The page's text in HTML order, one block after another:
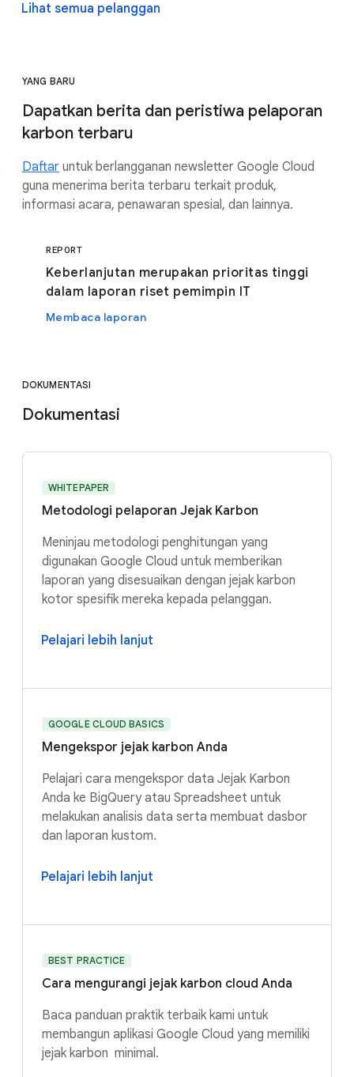
Lihat semua pelanggan
YANG BARU
Dapatkan berita dan peristiwa pelaporan
karbon terbaru
Daftar untuk berlangganan newsletter Google Cloud
guna menerima berita terbaru terkait produk,
informasi acara, penawaran spesial, dan lainnya.
REPORT
Keberlanjutan merupakan prioritas tinggi
dalam laporan riset pemimpin IT
Membaca laporan
DOKUMENTASI
Dokumentasi
WHITEPAPER
Metodologi pelaporan Jejak Karbon
Meninjau metodologi penghitungan yang
digunakan Google Cloud untuk memberikan
laporan yang disesuaikan dengan jejak karbon
kotor spesifik mereka kepada pelanggan.
Pelajari lebih lanjut
GOOGLE CLOUD BASICS
Mengekspor jejak karbon Anda
Pelajari cara mengekspor data Jejak Karbon
Anda ke BigQuery atau Spreadsheet untuk
melakukan analisis data serta membuat dasbor
dan laporan kustom.
Pelajari lebih lanjut
BEST PRACTICE
Cara mengurangi jejak karbon cloud Anda
Baca panduan praktik terbaik kami untuk
membangun aplikasi Google Cloud yang memiliki
jejak karbon minimal.